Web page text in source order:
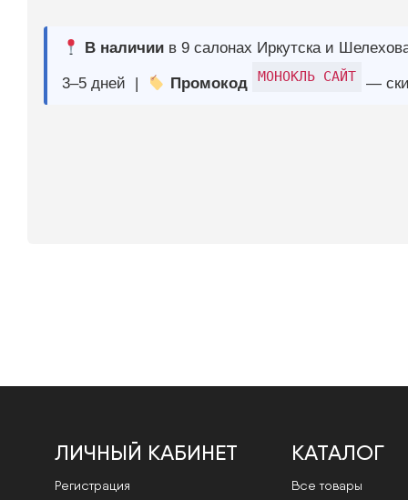
ЛИЧНЫЙ КАБИНЕТ
Регистрация
КАТАЛОГ
Все товары